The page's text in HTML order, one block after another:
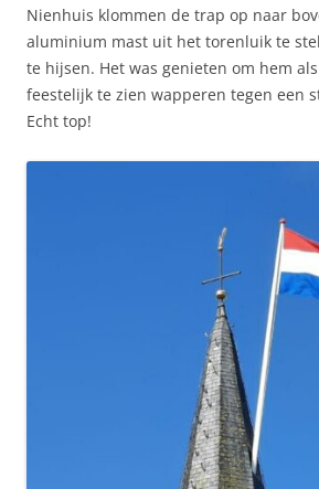
Nienhuis klommen de trap op naar
aluminium mast uit het torenluik te
te hijsen. Het was genieten om hem
feestelijk te zien wapperen tegen een
Echt top!